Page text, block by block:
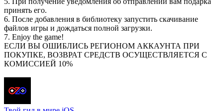
принять его.
6. После добавления в библиотеку запустить скачивание
файлов игры и дождаться полной загрузки.
7. Enjoy the game!
ЕСЛИ ВЫ ОШИБЛИСЬ РЕГИОНОМ АККАУНТА ПРИ
ПОКУПКЕ, ВОЗВРАТ СРЕДСТВ ОСУЩЕСТВЛЯЕТСЯ С
КОМИССИЕЙ 10%